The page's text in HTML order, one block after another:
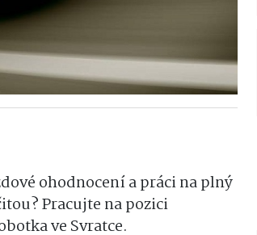
ohodnocení a práci na plný
Pracujte na pozici
ve Svratce.